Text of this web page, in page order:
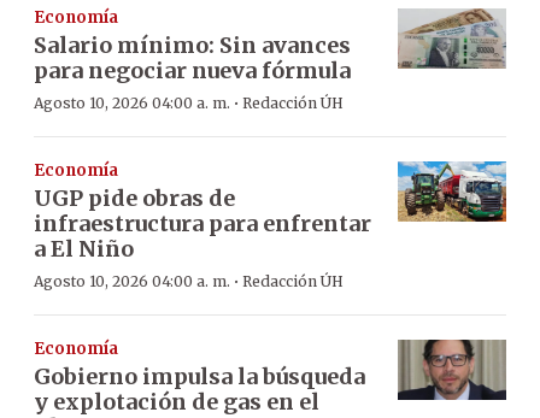
Economía
Salario mínimo: Sin avances
para negociar nueva fórmula
Agosto 10, 2026 04:00 a. m. · Redacción ÚH
Economía
UGP pide obras de
infraestructura para enfrentar
a El Niño
Agosto 10, 2026 04:00 a. m. · Redacción ÚH
Economía
Gobierno impulsa la búsqueda
y explotación de gas en el